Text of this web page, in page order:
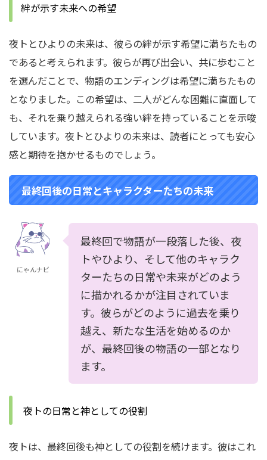
絆が示す未来への希望
夜トとひよりの未来は、彼らの絆が示す希望に満ちたもの
であると考えられます。彼らが再び出会い、共に歩むこと
を選んだことで、物語のエンディングは希望に満ちたもの
となりました。この希望は、二人がどんな困難に直面して
も、それを乗り越えられる強い絆を持っていることを示唆
しています。夜トとひよりの未来は、読者にとっても安心
感と期待を抱かせるものでしょう。
最終回後の日常とキャラクターたちの未来
にゃんナビ
最終回で物語が一段落した後、夜
トやひより、そして他のキャラク
ターたちの日常や未来がどのよう
に描かれるかが注目されていま
す。彼らがどのように過去を乗り
越え、新たな生活を始めるのか
が、最終回後の物語の一部となり
ます。
夜トの日常と神としての役割
夜トは、最終回後も神としての役割を続けます。彼はこれ